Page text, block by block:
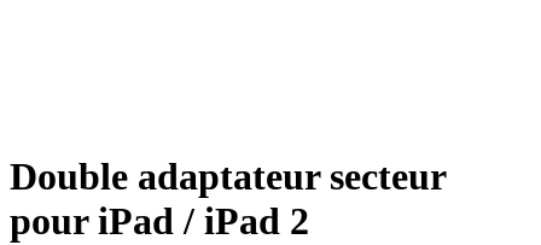
Double adaptateur secteur
pour iPad / iPad 2